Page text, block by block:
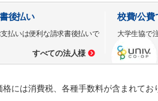
後払い
払いは便利な請求書後払いで
すべての法人様
校費/公費
大学生協で
には消費税、各種手数料が含まれてお